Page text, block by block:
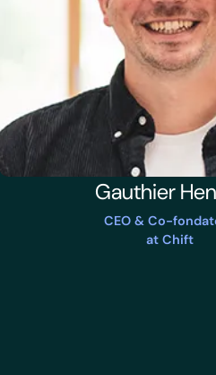
Gauthier
CEO & Co-
at Chift